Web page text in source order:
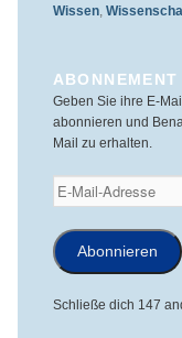
Wissen,
ABONNEMENT
Geben Sie ihre E-
abonnieren und
Mail zu erhalten.
E-
Mail-
Adresse
Abonnieren
Schließe dich 147